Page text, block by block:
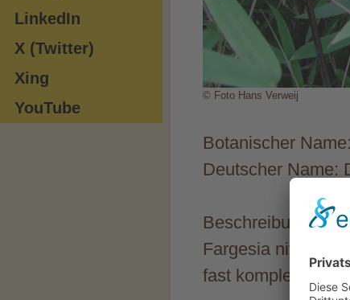
© Foto Hans Verweij
Botanischer
Deutscher Name:
Beschreibung:
Fargesia nitida
fast komplett
LinkedIn
X (Twitter)
Xing
YouTube